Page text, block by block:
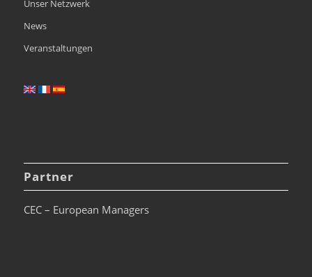
Unser Netzwerk
News
Veranstaltungen
Partner
CEC – European Managers